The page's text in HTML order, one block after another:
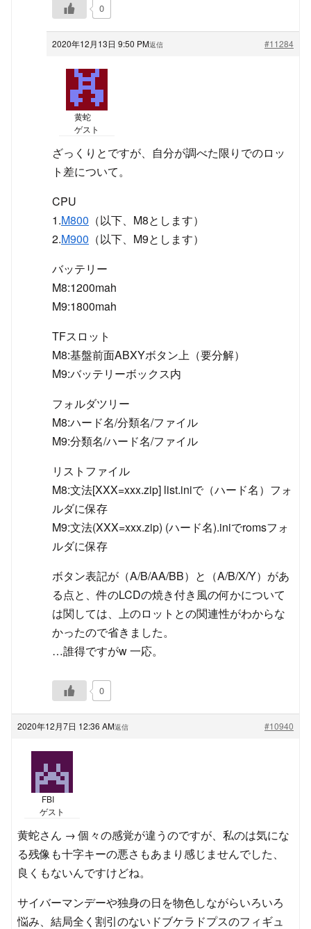
0
2020年12月13日 9:50 PM #11284
返信
黄蛇
ゲスト
ざっくりとですが、自分が調べた限りでのロッ
ト差について。
CPU
1.M800 （以下、M8とします）
2.M900 （以下、M9とします）
バッテリー
M8:1200mah
M9:1800mah
TFスロット
M8:基盤前面ABXYボタン上（要分解）
M9:バッテリーボックス内
フォルダツリー
M8:ハード名/分類名/ファイル
M9:分類名/ハード名/ファイル
リストファイル
M8:文法[XXX=xxx.zip] list.iniで（ハード名）フォ
ルダに保存
M9:文法(XXX=xxx.zip) (ハード名).iniでromsフォ
ルダに保存
ボタン表記が（A/B/AA/BB）と（A/B/X/Y）があ
る点と、件のLCDの焼き付き風の何かについて
は関しては、上のロットとの関連性がわからな
かったので省きました。
…誰得ですがw 一応。
0
2020年12月7日 12:36 AM #10940
返信
FBI
ゲスト
黄蛇さん → 個々の感覚が違うのですが、私のは気にな
る残像も十字キーの悪さもあまり感じませんでした、
良くもないんですけどね。
サイバーマンデーや独身の日を物色しながらいろいろ
悩み、結局全く割引のないドブケラドプスのフィギュ